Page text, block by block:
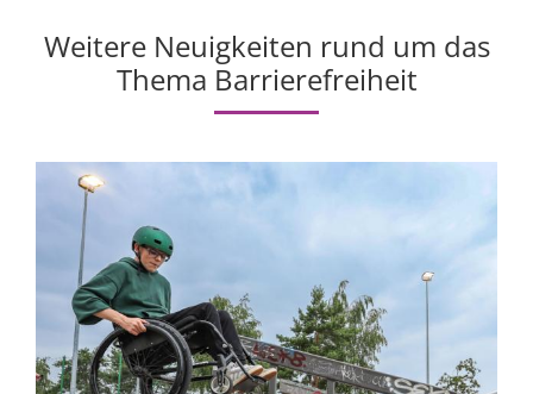
Weitere Neuigkeiten rund um das
Thema Barrierefreiheit